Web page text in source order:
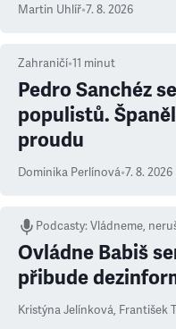
Martin Uhlíř•7. 8. 2026
Zahraničí•11 minut
Pedro Sanchéz
populistů.
proudu
Dominika Perlínová•7. 8. 2026
Podcasty:Vládneme,
Ovládne Babiš
přibude
Kristýna Jelínková, František